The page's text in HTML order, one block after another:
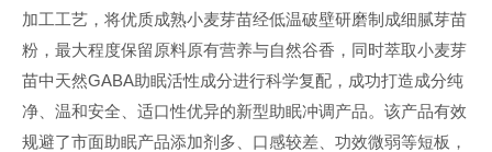
加工工艺，将优质成熟小麦芽苗经低温破壁研磨制成细腻芽苗
粉，最大程度保留原料原有营养与自然谷香，同时萃取小麦芽
苗中天然GABA助眠活性成分进行科学复配，成功打造成分纯
净、温和安全、适口性优异的新型助眠冲调产品。该产品有效
规避了市面助眠产品添加剂多、口感较差、功效微弱等短板，